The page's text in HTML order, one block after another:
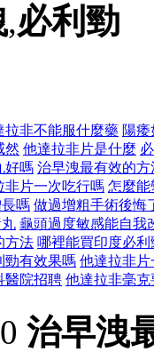
,必利勁
拉非不能服什麼藥 陽
然 他達拉非片是什麼
好嗎 治早洩最有效的方
非片一次吃行嗎 怎麼能
嗎 做過增粗手術後悔
龜頭過度敏感能自我
方法 哪裡能買印度必利
勁有效果嗎 他達拉非
醫院招聘 他達拉非毫克
治早洩